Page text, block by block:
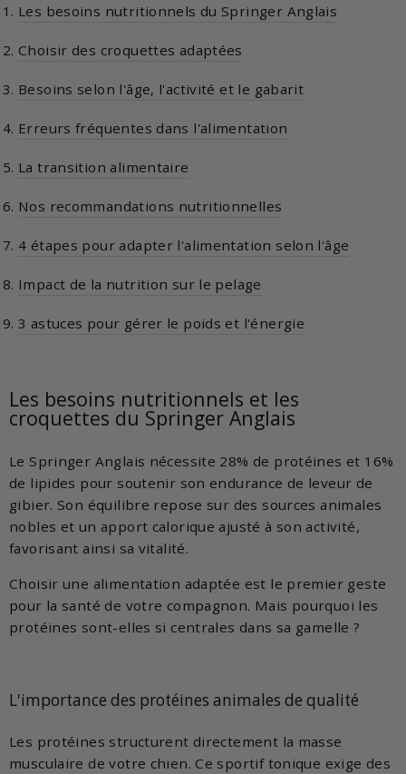
Les besoins nutritionnels du Springer Anglais
Choisir des croquettes adaptées
Besoins selon l'âge, l'activité et le gabarit
Erreurs fréquentes dans l'alimentation
La transition alimentaire
Nos recommandations nutritionnelles
4 étapes pour adapter l'alimentation selon l'âge
Impact de la nutrition sur le pelage
3 astuces pour gérer le poids et l'énergie
Les besoins nutritionnels et les
croquettes du Springer Anglais
Le Springer Anglais nécessite 28% de protéines et 16%
de lipides pour soutenir son endurance de leveur de
gibier. Son équilibre repose sur des sources animales
nobles et un apport calorique ajusté à son activité,
favorisant ainsi sa vitalité.
Choisir une alimentation adaptée est le premier geste
pour la santé de votre compagnon. Mais pourquoi les
protéines sont-elles si centrales dans sa gamelle ?
L'importance des protéines animales de qualité
Les protéines structurent directement la masse
musculaire de votre chien. Ce sportif tonique exige des